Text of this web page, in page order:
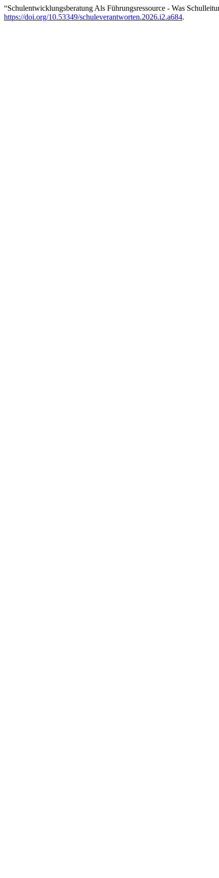
“Schulentwicklungsberatung Als Führungsressource - Was
https://doi.org/10.53349/schuleverantworten.2026.i2.a684.